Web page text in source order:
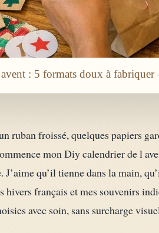
: 5 formats doux à
ruban froissé, quelques papiers
mon Diy calendrier de l
qu’il tienne dans la main,
hivers français et mes souvenirs
avec soin, sans surcharge